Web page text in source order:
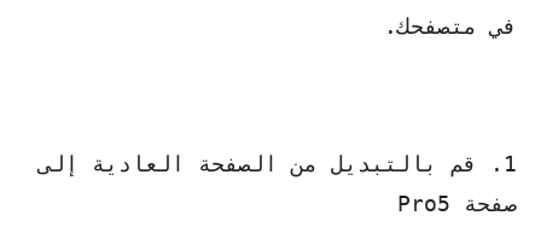
في متصفحك.
1. قم بالتبديل من الصفحة العادية إلى
صفحة Pro5